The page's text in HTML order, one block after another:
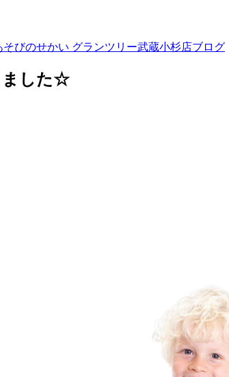
びのせかい グランツリー武蔵小杉店ブログ
ました☆